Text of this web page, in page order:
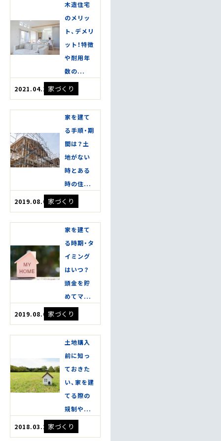
2021.04.15家づくり
木造住宅
のメリッ
ト、デメリ
ット！特徴
や耐用年
数の...
2019.08.08家づくり
家を建て
る手順・期
間は？土
地がない
時とある
時の住...
2019.08.08家づくり
家を建て
る時期・タ
イミング
はいつ？
頭金を貯
めてマ...
2018.03.20家づくり
土地購入
前に知っ
ておきた
い、家を建
てる際の
規制や...